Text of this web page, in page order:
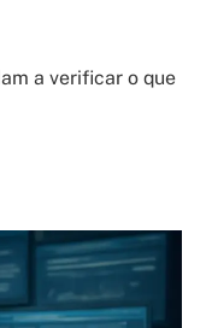
a verificar o que